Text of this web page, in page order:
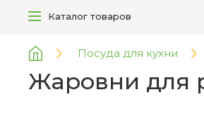
Каталог товаров
Посуда для кухни
Жаровни для